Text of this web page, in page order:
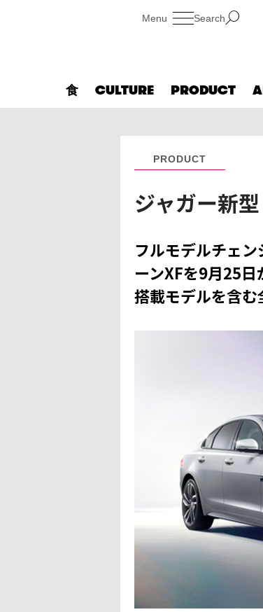
Search
食 CULTURE PRODUCT
PRODUCT
ジャガー新
フルモデルチェ
ーンXFを9月25
搭載モデルを含む